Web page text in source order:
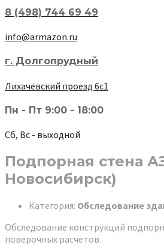
8 (498) 744 69 49
info@armazon.ru
г. Долгопрудный
Лихачёвский проезд 6с1
Пн - Пт 9:00 - 18:00
Сб, Вс - выходной
Подпорная стена
Новосибирск)
Категория: Обследование
Обследование конструкций
поверочных расчетов.